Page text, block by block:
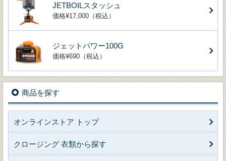
JETBOILスタッシュ
価格¥17,000（税込）
ジェットパワー100G
価格¥690（税込）
商品を探す
オンラインストア トップ
クロージング 衣類から探す